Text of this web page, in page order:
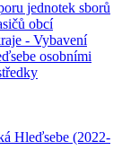
jednotek sborů
obcí
- Vybavení
osobními
Hleďsebe (2022-